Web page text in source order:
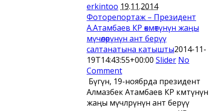
erkintoo 19.11.2014
Фоторепортаж – Президент
А.Атамбаев КР өкмөтүнүн жаңы
мүчөлөрүнүн ант берүү
салтанатына катышты2014-11-
19T14:43:55+00:00 Slider No
Comment
Бүгүн, 19-ноябрда президент
Алмазбек Атамбаев КР өкмөтүнүн
жаңы мүчөлөрүнүн ант берүү